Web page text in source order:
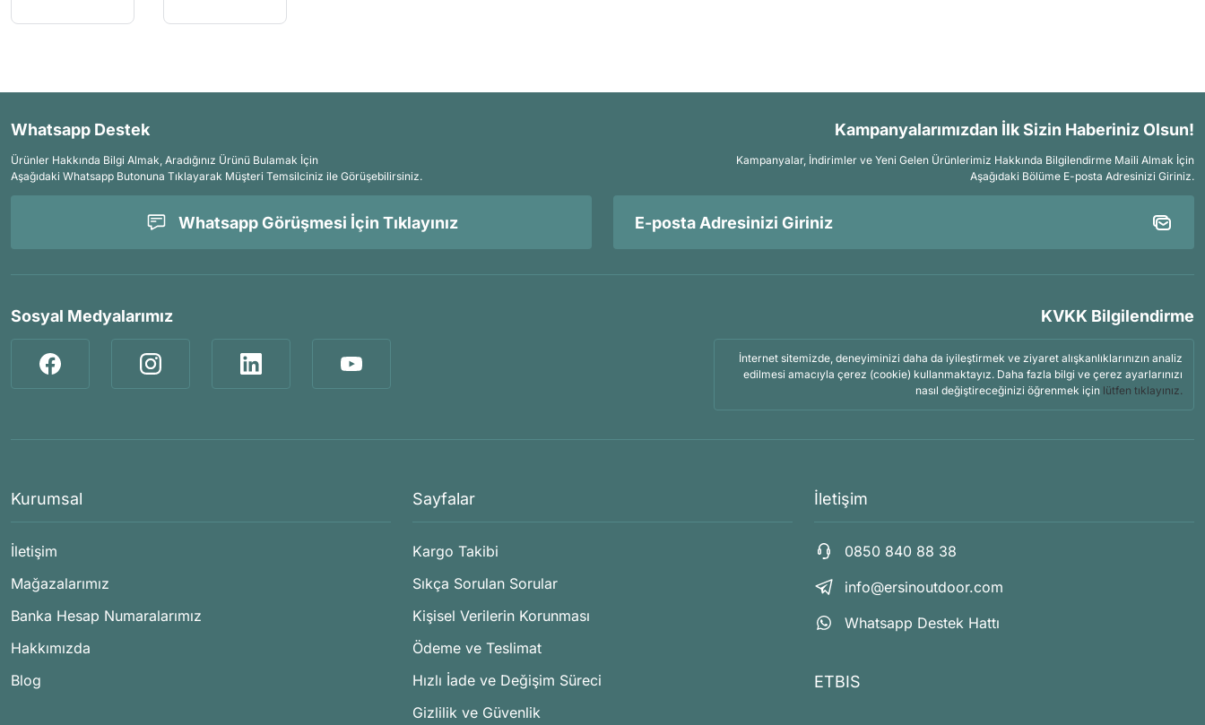
Whatsapp Destek
Ürünler Hakkında Bilgi Almak, Aradığınız Ürünü Bulamak İçin
Aşağıdaki Whatsapp Butonuna Tıklayarak Müşteri Temsilciniz ile Görüşebilirsiniz.
Whatsapp Görüşmesi İçin Tıklayınız
Kampanyalarımızdan İlk Sizin Haberiniz Olsun!
Kampanyalar, İndirimler ve Yeni Gelen Ürünlerimiz Hakkında Bilgilendirme Maili Almak İçin
Aşağıdaki Bölüme E-posta Adresinizi Giriniz.
Sosyal Medyalarımız KVKK Bilgilendirme
İnternet sitemizde, deneyiminizi daha da iyileştirmek ve ziyaret alışkanlıklarınızın analiz
edilmesi amacıyla çerez (cookie) kullanmaktayız. Daha fazla bilgi ve çerez ayarlarınızı
nasıl değiştireceğinizi öğrenmek için lütfen tıklayınız.
Kurumsal
İletişim
Mağazalarımız
Banka Hesap Numaralarımız
Hakkımızda
Blog
Sayfalar
Kargo Takibi
Sıkça Sorulan Sorular
Kişisel Verilerin Korunması
Ödeme ve Teslimat
Hızlı İade ve Değişim Süreci
Gizlilik ve Güvenlik
İletişim
0850 840 88 38
info@ersinoutdoor.com
Whatsapp Destek Hattı
ETBIS